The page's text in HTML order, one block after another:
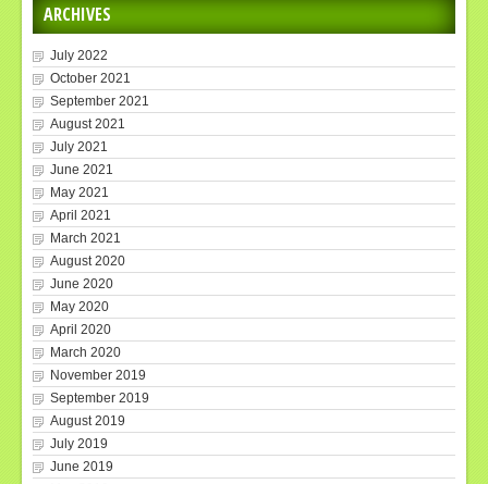
ARCHIVES
July 2022
October 2021
September 2021
August 2021
July 2021
June 2021
May 2021
April 2021
March 2021
August 2020
June 2020
May 2020
April 2020
March 2020
November 2019
September 2019
August 2019
July 2019
June 2019